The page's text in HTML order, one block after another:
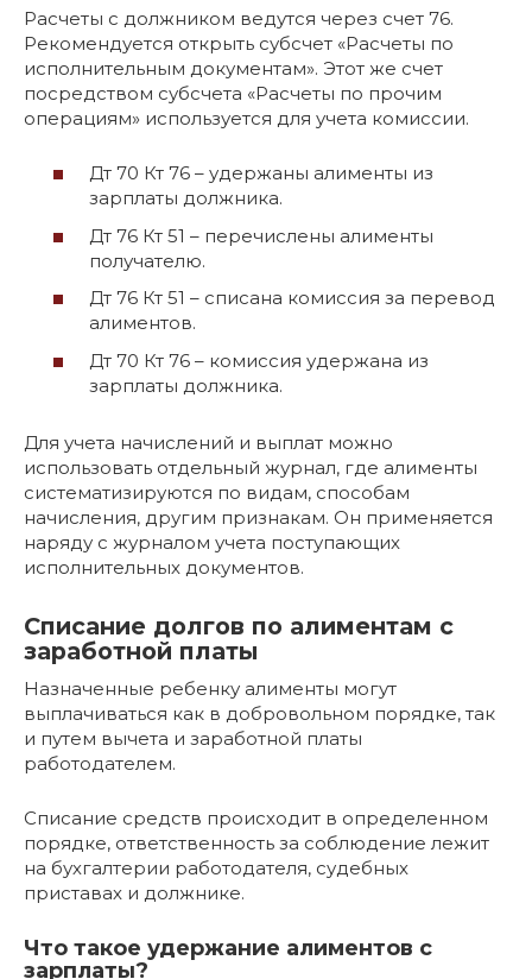
Расчеты с должником ведутся через счет 76.
Рекомендуется открыть субсчет «Расчеты по
исполнительным документам». Этот же счет
посредством субсчета «Расчеты по прочим
операциям» используется для учета комиссии.
Дт 70 Кт 76 – удержаны алименты из
зарплаты должника.
Дт 76 Кт 51 – перечислены алименты
получателю.
Дт 76 Кт 51 – списана комиссия за перевод
алиментов.
Дт 70 Кт 76 – комиссия удержана из
зарплаты должника.
Для учета начислений и выплат можно
использовать отдельный журнал, где алименты
систематизируются по видам, способам
начисления, другим признакам. Он применяется
наряду с журналом учета поступающих
исполнительных документов.
Списание долгов по алиментам с
заработной платы
Назначенные ребенку алименты могут
выплачиваться как в добровольном порядке, так
и путем вычета и заработной платы
работодателем.
Списание средств происходит в определенном
порядке, ответственность за соблюдение лежит
на бухгалтерии работодателя, судебных
приставах и должнике.
Что такое удержание алиментов с
зарплаты?